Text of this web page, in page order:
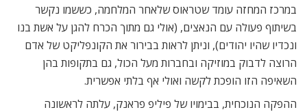
במרכז המחזה עומד שטראוס שלאחר המלחמה, כששמו נקשר
בשיתוף פעולה עם הנאצים, (אולי גם מתוך הכרח להגן על אשת בנו
ונכדיו שהיו יהודים), וניתן לראות בבירור את הקונפליקט של אדם
הרוצה לדבוק במוזיקה ובחברות מעל הכול, גם בתקופות בהן
השאיפה הזו הופכת לקשה ואולי אף בלתי אפשרית.
ההפקה הנוכחית, בבימויו של פיליפ פראנק, עלתה לראשונה